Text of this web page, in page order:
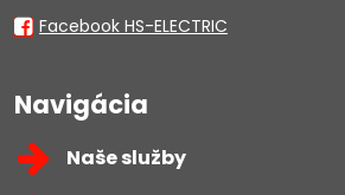
Facebook HS-ELECTRIC
Navigácia
Naše služby